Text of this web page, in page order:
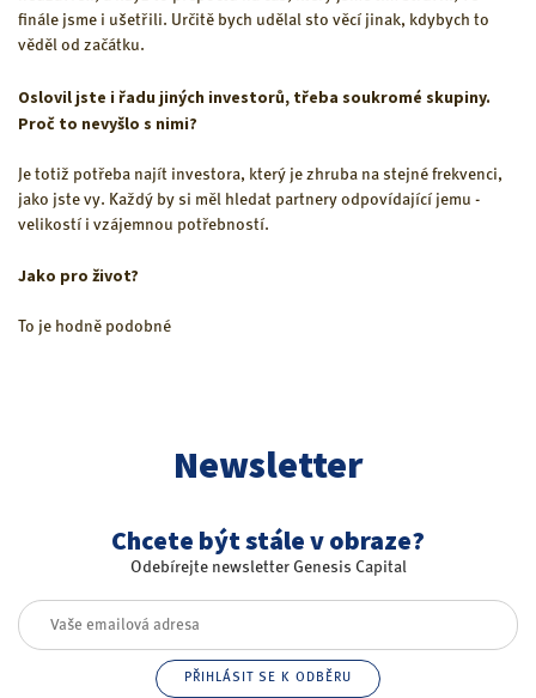
finále jsme i ušetřili. Určitě bych udělal sto věcí jinak, kdybych to
věděl od začátku.
Oslovil jste i řadu jiných investorů, třeba soukromé skupiny.
Proč to nevyšlo s nimi?
Je totiž potřeba najít investora, který je zhruba na stejné frekvenci,
jako jste vy. Každý by si měl hledat partnery odpovídající jemu -
velikostí i vzájemnou potřebností.
Jako pro život?
To je hodně podobné
Newsletter
Chcete být stále v obraze?
Odebírejte newsletter Genesis Capital